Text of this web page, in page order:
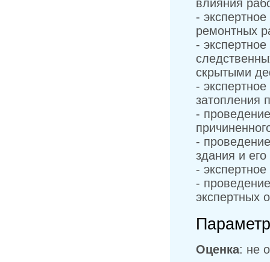
влияния
-
ремонтных
-
скрытыми
-
затопления
-
-
здания и
-
-
экспертных
Оценка: не